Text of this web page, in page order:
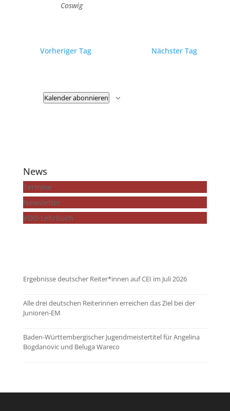
Coswig
Vorheriger Tag Nächster Tag
Kalender abonnieren
News
Termine
Newsletter
VDD-Lehrbuch
Ergebnisse deutscher Reiter*innen auf CEI im Juli 2026
Alle drei deutschen Reiterinnen erreichen das Ziel bei der
Junioren-EM
Baden-Württembergischer Jugendmeistertitel für Angelina
Bogdanovic und Beluga Wareco